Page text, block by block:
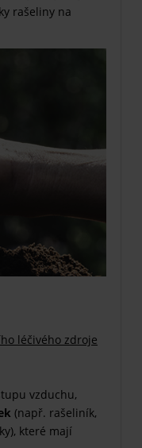
rašeliny na
léčivého zdroje
vzduchu,
(např. rašeliník,
které mají